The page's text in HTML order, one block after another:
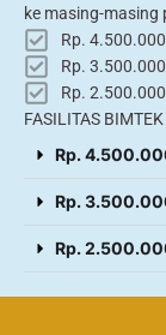
ke masing-masing
Rp.
Rp.
Rp.
FASILITAS
Rp.
Rp.
Rp.